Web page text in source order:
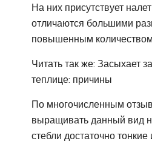
На них присутствует
отличаются большими
повышенным
Читать так же: Засыхает
теплице: причины
По многочисленным
выращивать данный вид
стебли достаточно